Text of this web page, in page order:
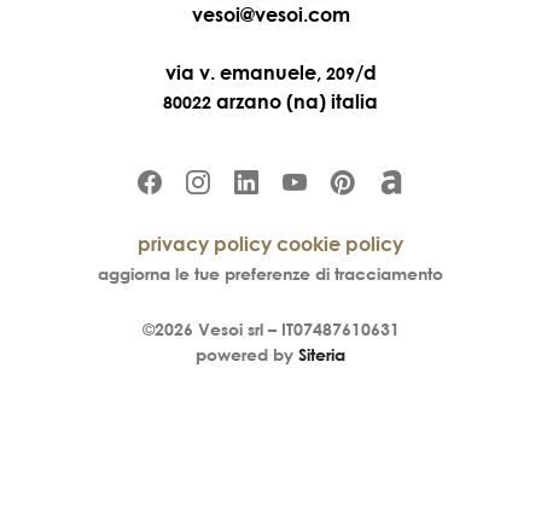
vesoi@vesoi.com
via v. emanuele, 209/d
80022 arzano (na) italia
privacy policy cookie policy
aggiorna le tue preferenze di tracciamento
©2026 Vesoisrl – IT07487610631
powered by Siteria